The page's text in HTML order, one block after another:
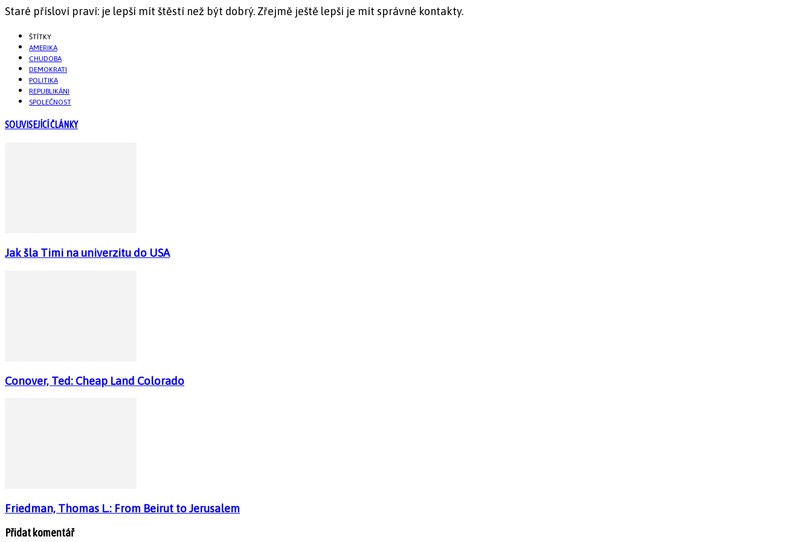
Staré přísloví praví: je lepší mít štěstí než být dobrý. Zřejmě ještě lepší je mít správné kontakty.
ŠTÍTKY
AMERIKA
CHUDOBA
DEMOKRATI
POLITIKA
REPUBLIKÁNI
SPOLEČNOST
SOUVISEJÍCÍ ČLÁNKY
Jak šla Timi na univerzitu do USA
Conover, Ted: Cheap Land Colorado
Friedman, Thomas L.: From Beirut to Jerusalem
Přidat komentář